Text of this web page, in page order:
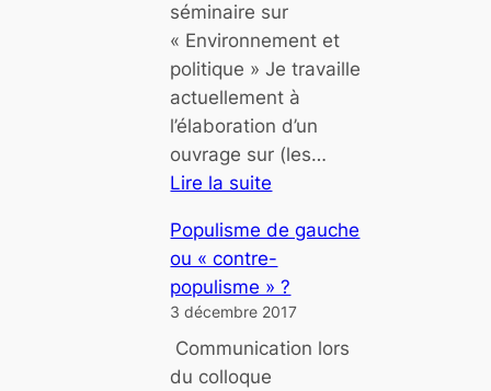
v
i
l
é
g
i
e
r
l
a
v
i
séminaire sur
« Environnement et
politique » Je travaille
actuellement à
l’élaboration d’un
ouvrage sur (les…
Lire la suite
U
n
«
é
Populisme de gauche
ou « contre-
populisme » ?
3 décembre 2017
Communication lors
du colloque